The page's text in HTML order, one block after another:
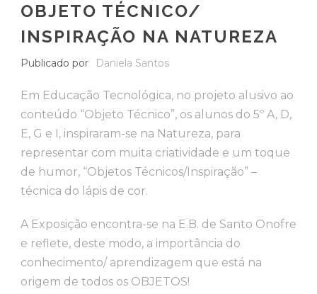
OBJETO TÉCNICO/
INSPIRAÇÃO NA NATUREZA
Publicado por Daniela Santos
Em Educação Tecnológica, no projeto alusivo ao
conteúdo “Objeto Técnico”, os alunos do 5º A, D,
E, G e I, inspiraram-se na Natureza, para
representar com muita criatividade e um toque
de humor, “Objetos Técnicos/Inspiração” –
técnica do lápis de cor.
A Exposição encontra-se na E.B. de Santo Onofre
e reflete, deste modo, a importância do
conhecimento/ aprendizagem que está na
origem de todos os OBJETOS!